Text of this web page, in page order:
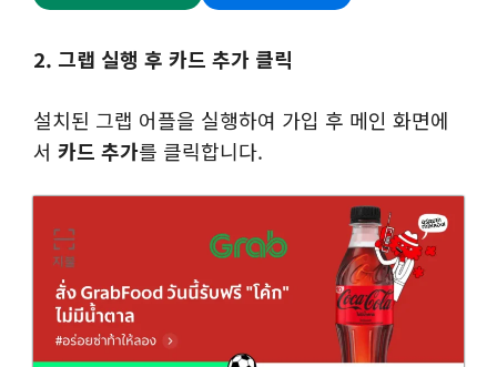
2. 그랩 실행 후 카드 추가 클릭
설치된 그랩 어플을 실행하여 가입 후 메인 화면에
서 카드 추가를 클릭합니다.